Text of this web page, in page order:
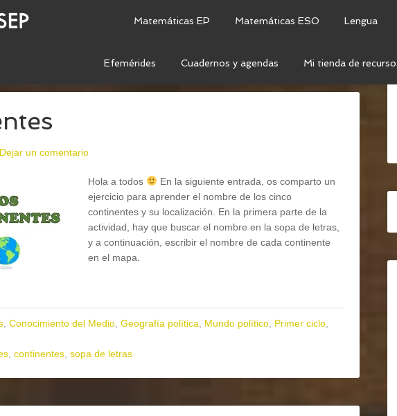
Matemáticas EP Matemáticas ESO Lengua
Efemérides Cuadernos y agendas Mi tienda de
Dejar un comentario
Hola a todos
En la siguiente entrada, os comparto un
ejercicio para aprender el nombre de los cinco
continentes y su localización. En la primera parte de la
actividad, hay que buscar el nombre en la sopa de letras,
y a continuación, escribir el nombre de cada continente
en el mapa.
Conocimiento del Medio Geografía política Mundo político Primer ciclo
continentes sopa de letras